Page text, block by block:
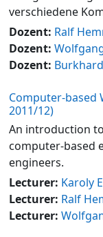
verschiedene
Dozent: Ralf
Dozent:
Dozent:
Computer-based
2011/12)
An introduction
computer-based
engineers.
Lecturer: Karoly
Lecturer: Ralf
Lecturer: